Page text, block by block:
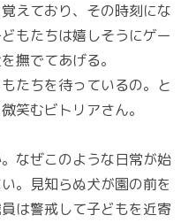
えており、その時刻にな
もたちは嬉しそうにゲー
撫でてあげる。
たちを待っているの。と
笑むビトリアさん。
なぜこのような日常が始
。見知らぬ犬が園の前を
は警戒して子どもを近寄